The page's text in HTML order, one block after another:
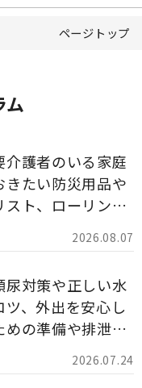
ページトップ
ム
2026.08.07
介護者のいる家庭
きたい防災用品や
スト、ローリング
ポイントについて
。
2026.07.24
尿対策や正しい水
、外出を安心し
めの準備や排泄ケ
び方を解説しま